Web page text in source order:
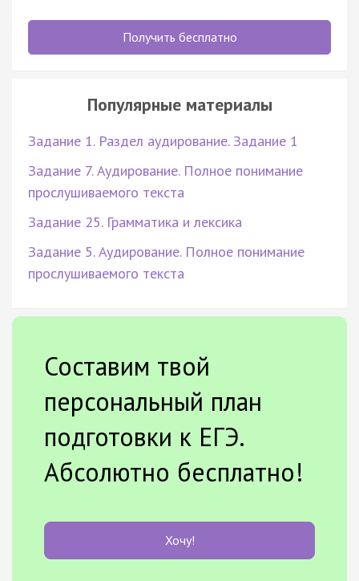
Получить бесплатно
Популярные материалы
Задание 1. Раздел аудирование. Задание 1
Задание 7. Аудирование. Полное понимание
прослушиваемого текста
Задание 25. Грамматика и лексика
Задание 5. Аудирование. Полное понимание
прослушиваемого текста
Составим твой
персональный план
подготовки к ЕГЭ.
Абсолютно бесплатно!
Хочу!